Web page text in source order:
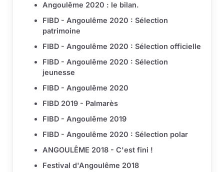
Angoulême 2020 : le bilan.
FIBD - Angoulême 2020 : Sélection
patrimoine
FIBD - Angoulême 2020 : Sélection officielle
FIBD - Angoulême 2020 : Sélection
jeunesse
FIBD - Angoulême 2020
FIBD 2019 - Palmarès
FIBD - Angoulême 2019
FIBD - Angoulême 2020 : Sélection polar
ANGOULÊME 2018 - C'est fini !
Festival d'Angoulême 2018